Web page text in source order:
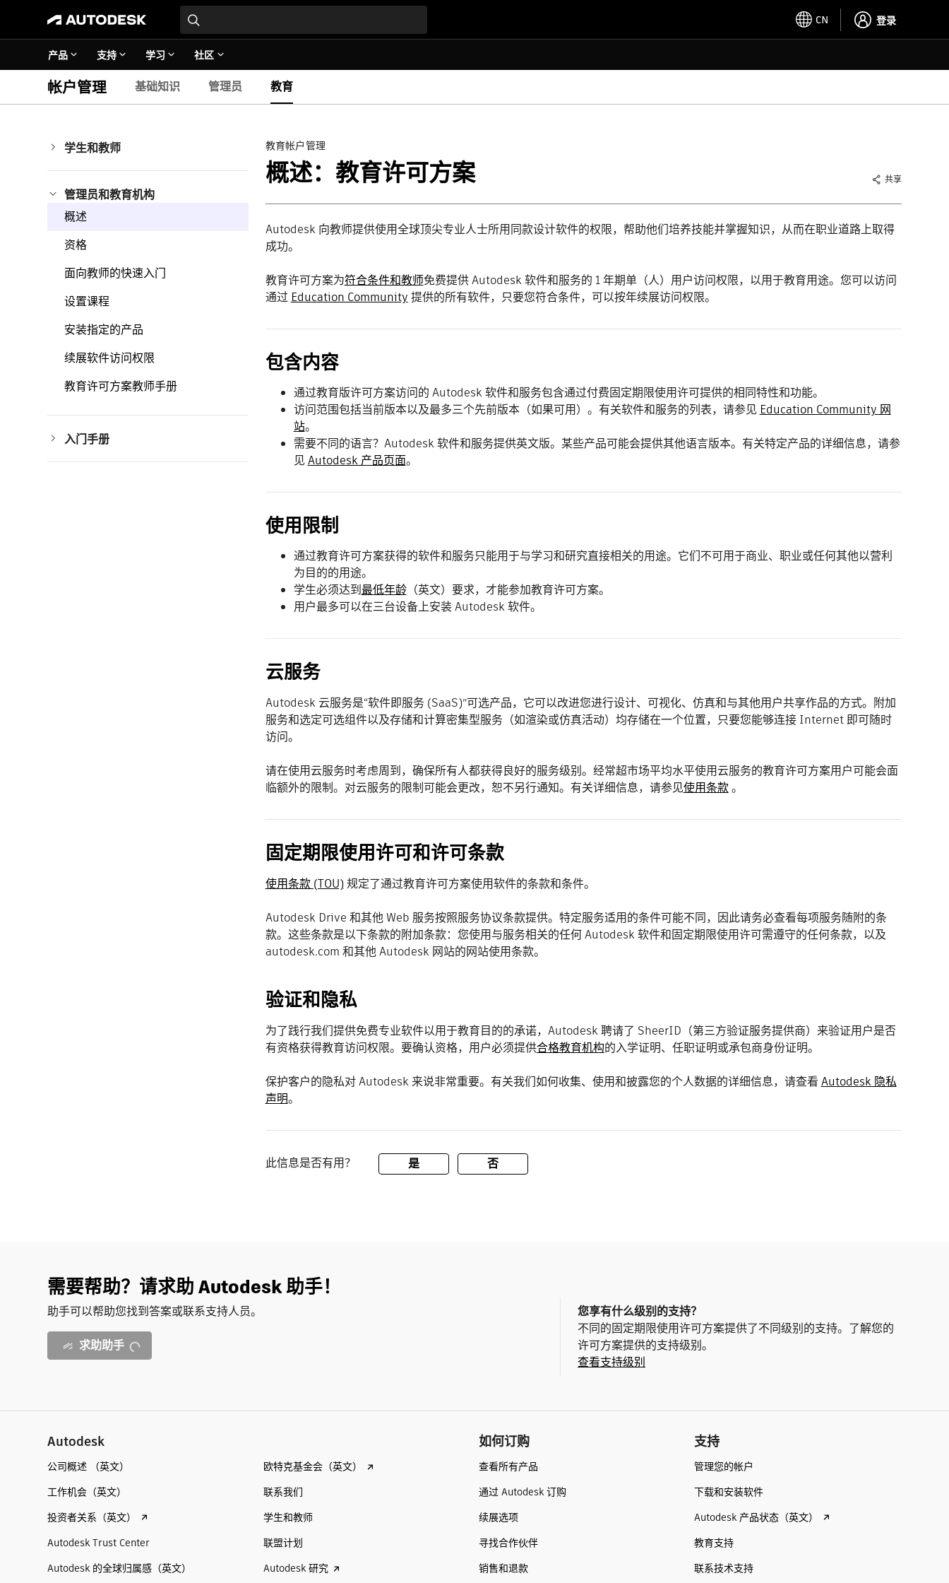
CN 登录
产品 支持 学习 社区
帐户管理 基础知识 管理员 教育
学生和教师
资格
面向学生的快速入门
安装指定的产品
续展软件访问权限
教育许可方案学生手册
管理员和教育机构
概述
资格
面向教师的快速入门
设置课程
安装指定的产品
续展软件访问权限
教育许可方案教师手册
入门手册
教育机构
教育帐户管理
概述：教育许可方案 共享
Autodesk 向教师提供使用全球顶尖专业人士所用同款设计软件的权限，帮助他们培养技能并掌握知识，从而在职业道路上取得
成功。
教育许可方案为符合条件和教师免费提供 Autodesk 软件和服务的 1 年期单（人）用户访问权限，以用于教育用途。您可以访问
通过 Education Community 提供的所有软件，只要您符合条件，可以按年续展访问权限。
包含内容
通过教育版许可方案访问的 Autodesk 软件和服务包含通过付费固定期限使用许可提供的相同特性和功能。
访问范围包括当前版本以及最多三个先前版本（如果可用）。有关软件和服务的列表，请参见 Education Community 网
站。
需要不同的语言？Autodesk 软件和服务提供英文版。某些产品可能会提供其他语言版本。有关特定产品的详细信息，请参
见 Autodesk 产品页面。
使用限制
通过教育许可方案获得的软件和服务只能用于与学习和研究直接相关的用途。它们不可用于商业、职业或任何其他以营利
为目的的用途。
学生必须达到最低年龄（英文）要求，才能参加教育许可方案。
用户最多可以在三台设备上安装 Autodesk 软件。
云服务
Autodesk 云服务是“软件即服务 (SaaS)”可选产品，它可以改进您进行设计、可视化、仿真和与其他用户共享作品的方式。附加
服务和选定可选组件以及存储和计算密集型服务（如渲染或仿真活动）均存储在一个位置，只要您能够连接 Internet 即可随时
访问。
请在使用云服务时考虑周到，确保所有人都获得良好的服务级别。经常超市场平均水平使用云服务的教育许可方案用户可能会面
临额外的限制。对云服务的限制可能会更改，恕不另行通知。有关详细信息，请参见使用条款。
固定期限使用许可和许可条款
使用条款 (TOU) 规定了通过教育许可方案使用软件的条款和条件。
Autodesk Drive 和其他 Web 服务按照服务协议条款提供。特定服务适用的条件可能不同，因此请务必查看每项服务随附的条
款。这些条款是以下条款的附加条款：您使用与服务相关的任何 Autodesk 软件和固定期限使用许可需遵守的任何条款，以及
autodesk.com 和其他 Autodesk 网站的网站使用条款。
验证和隐私
为了践行我们提供免费专业软件以用于教育目的的承诺，Autodesk 聘请了 SheerID（第三方验证服务提供商）来验证用户是否
有资格获得教育访问权限。要确认资格，用户必须提供合格教育机构的入学证明、任职证明或承包商身份证明。
保护客户的隐私对 Autodesk 来说非常重要。有关我们如何收集、使用和披露您的个人数据的详细信息，请查看 Autodesk 隐私
声明。
此信息是否有用？ 是 否
需要帮助？请求助 Autodesk 助手！
助手可以帮助您找到答案或联系支持人员。
求助助手
您享有什么级别的支持？
不同的固定期限使用许可方案提供了不同级别的支持。了解您的
许可方案提供的支持级别。
查看支持级别
Autodesk
公司概述 （英文）
工作机会（英文）
投资者关系（英文）
Autodesk Trust Center
Autodesk 的全球归属感（英文）
欧特克基金会（英文）
联系我们
学生和教师
联盟计划
Autodesk 研究
如何订购
查看所有产品
通过 Autodesk 订购
续展选项
寻找合作伙伴
销售和退款
支持
管理您的帐户
下载和安装软件
Autodesk 产品状态（英文）
教育支持
联系技术支持